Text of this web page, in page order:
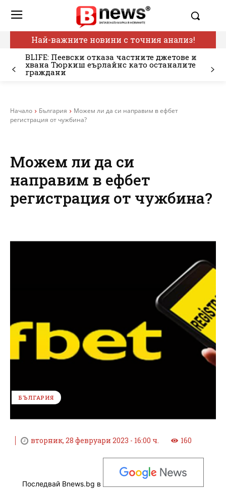
Най-важните новини с точния анализ!
BLIFE: Пеевски отказа частните джетове и
хвана Тюркиш еърлайнс като останалите
граждани
Начало България
Можем ли да си направим в ефбет
регистрация от чужбина?
Можем ли да си
направим в ефбет
регистрация от чужбина?
БЪЛГАРИЯ
вторник, 28 февруари 2023 - 16:00 ч. 160
Последвай Bnews.bg в